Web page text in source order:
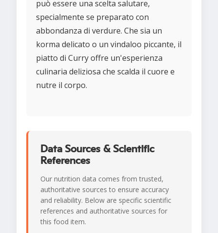
può essere una scelta salutare,
specialmente se preparato con
abbondanza di verdure. Che sia un
korma delicato o un vindaloo piccante, il
piatto di Curry offre un'esperienza
culinaria deliziosa che scalda il cuore e
nutre il corpo.
Data Sources & Scientific
References
Our nutrition data comes from trusted,
authoritative sources to ensure accuracy
and reliability. Below are specific scientific
references and authoritative sources for
this food item.